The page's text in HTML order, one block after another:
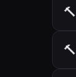
🔨
🔨